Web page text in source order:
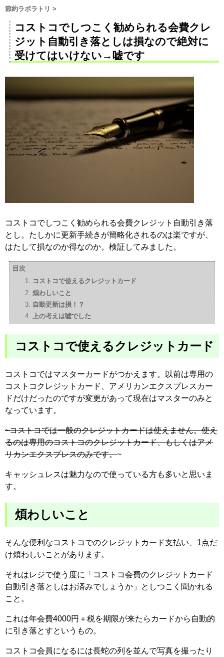
節約ラボラトリ >
コストコでしつこく勧められる会費クレ
ジット自動引き落としは損なので絶対に
受けてはいけない→嘘です
コストコでしつこく勧められる会費クレジット自動引き落
とし。たしかに更新手続きが簡略化されるのは楽ですが、
はたして損なのか得なのか。検証してみました。
目次
コストコで使えるクレジットカード
煩わしいこと
自動更新は損！？
上の考えは嘘でした
コストコで使えるクレジットカード
コストコではマスターカードがつかえます。以前は専用の
コストコクレジットカード、アメリカンエクスプレスカー
ドだけだったのですが変更があって現在はマスターのみと
なっています。
~コストコでは一般のクレジットカードは使えません。使え
るのは専用のコストコのクレジットカード、もしくはアメ
リカンエクスプレスのみです。~
キャッシュレスは魅力なので使っている方も多いと思いま
す。
煩わしいこと
そんな便利なコストコでのクレジットカード支払い、1点だ
け煩わしいことがあります。
それはレジで使う度に「コストコ会費のクレジットカード
自動引き落としはお済みでしょうか」としつこく聞かれる
こと。
これは年会費4000円＋税を期限が来たらカードから自動的
に引き落とすというもの。
コストコ会員になるには長蛇の列を並んで写真を撮ったり